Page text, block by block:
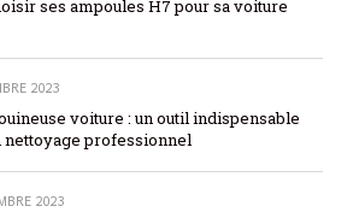
ses ampoules H7 pour sa voiture
2023
voiture : un outil indispensable
nettoyage professionnel
2023